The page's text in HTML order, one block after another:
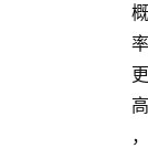
概
率
更
高
，